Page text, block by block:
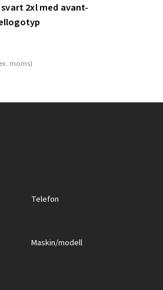
till i varukorg
2xl med avant-
moms)